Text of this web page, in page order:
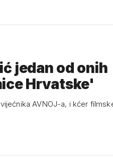
jedan od onih
Hrvatske'
AVNOJ-a, i kćer